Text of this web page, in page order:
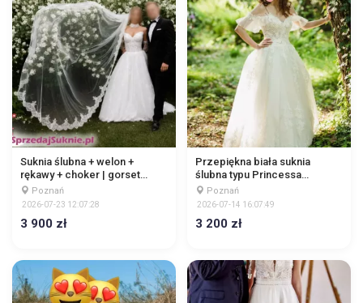
Suknia ślubna + welon +
rękawy + choker | gorset
wiązany | tren podpinany
Poznań
2026-07-23 12:07:28
3 900 zł
Przepiękna biała suknia
ślubna typu Princessa
(Księżniczka)
Poznań
2026-07-14 16:07:49
3 200 zł